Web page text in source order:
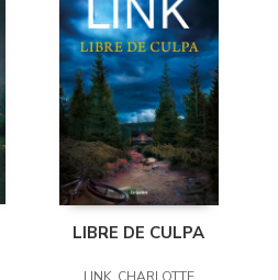
LIBRE DE CULPA